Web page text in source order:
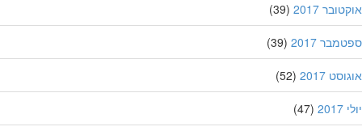
2017
(39)
2017
(39)
2017
(52)
(47)